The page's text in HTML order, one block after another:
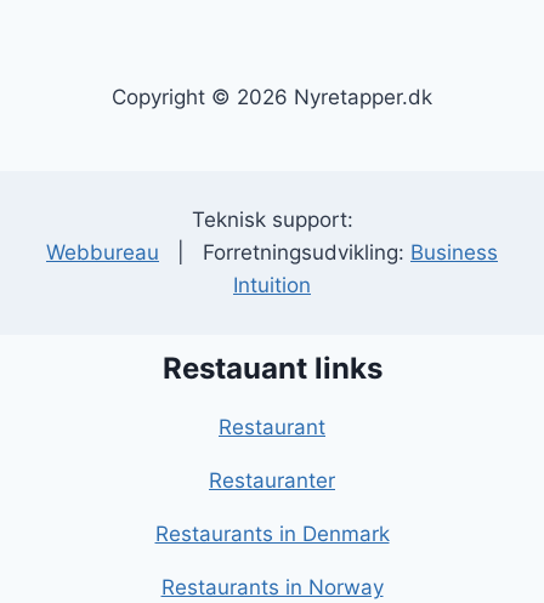
Copyright © 2026 Nyretapper.dk
Teknisk support:
Webbureau | Forretningsudvikling: Business
Intuition
Restauant links
Restaurant
Restauranter
Restaurants in Denmark
Restaurants in Norway